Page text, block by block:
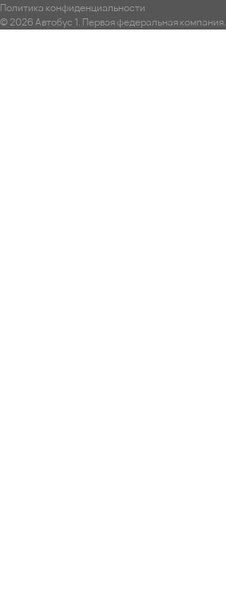
Политика конфиденциальности
© 2026 Автобус 1. Первая федеральная компания.